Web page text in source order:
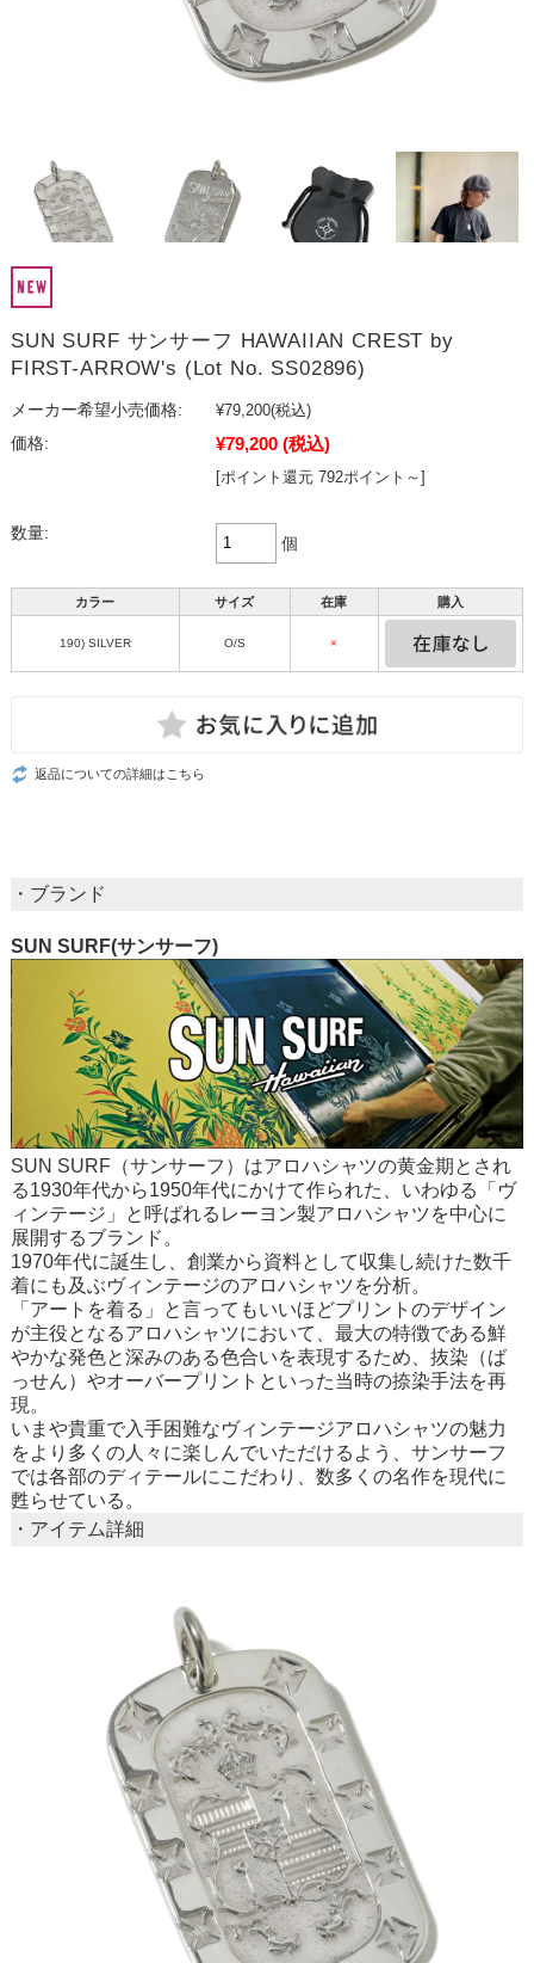
SUN SURF サンサーフ HAWAIIAN CREST by
FIRST-ARROW's (Lot No. SS02896)
メーカー希望小売価格: ¥79,200(税込)
価格:
¥79,200 (税込)
[ポイント還元 792ポイント～]
数量:
個
カラー サイズ 在庫 購入
190) SILVER O/S ×
返品についての詳細はこちら
・ブランド
SUN SURF(サンサーフ)
SUN SURF（サンサーフ）はアロハシャツの黄金期とされ
る1930年代から1950年代にかけて作られた、いわゆる「ヴ
ィンテージ」と呼ばれるレーヨン製アロハシャツを中心に
展開するブランド。
1970年代に誕生し、創業から資料として収集し続けた数千
着にも及ぶヴィンテージのアロハシャツを分析。
「アートを着る」と言ってもいいほどプリントのデザイン
が主役となるアロハシャツにおいて、最大の特徴である鮮
やかな発色と深みのある色合いを表現するため、抜染（ば
っせん）やオーバープリントといった当時の捺染手法を再
現。
いまや貴重で入手困難なヴィンテージアロハシャツの魅力
をより多くの人々に楽しんでいただけるよう、サンサーフ
では各部のディテールにこだわり、数多くの名作を現代に
甦らせている。
・アイテム詳細